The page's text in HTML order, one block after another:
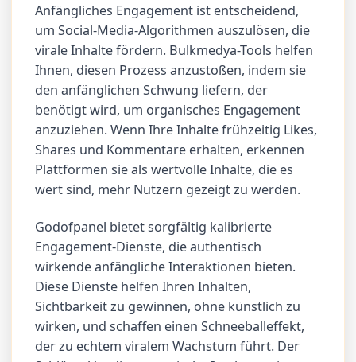
Anfängliches Engagement ist entscheidend,
um Social-Media-Algorithmen auszulösen, die
virale Inhalte fördern. Bulkmedya-Tools helfen
Ihnen, diesen Prozess anzustoßen, indem sie
den anfänglichen Schwung liefern, der
benötigt wird, um organisches Engagement
anzuziehen. Wenn Ihre Inhalte frühzeitig Likes,
Shares und Kommentare erhalten, erkennen
Plattformen sie als wertvolle Inhalte, die es
wert sind, mehr Nutzern gezeigt zu werden.
Godofpanel bietet sorgfältig kalibrierte
Engagement-Dienste, die authentisch
wirkende anfängliche Interaktionen bieten.
Diese Dienste helfen Ihren Inhalten,
Sichtbarkeit zu gewinnen, ohne künstlich zu
wirken, und schaffen einen Schneeballeffekt,
der zu echtem viralem Wachstum führt. Der